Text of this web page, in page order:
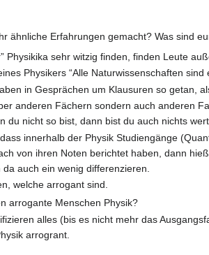
ähnliche Erfahrungen gemacht? Was sind
Physikika sehr witzig finden, finden Leute
Physikers “Alle Naturwissenschaften
in Gesprächen um Klausuren so getan,
anderen Fächern sondern auch anderen
du nicht so bist, dann bist du auch nichts
innerhalb der Physik Studiengänge
von ihren Noten berichtet haben, dann
auch ein wenig differenzieren.
welche arrogant sind.
arrogante Menschen Physik?
alles (bis es nicht mehr das
arrogrant.